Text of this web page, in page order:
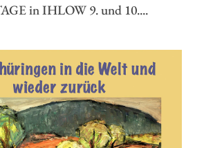
in IHLOW 9. und 10....